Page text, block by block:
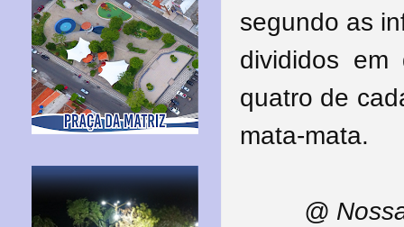
segundo as
divididos em
quatro de
mata-mata.
@